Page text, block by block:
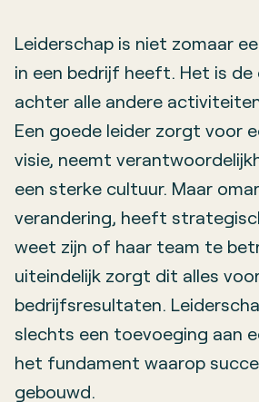
Leiderschap is niet zomaar
in een bedrijf heeft. Het is
achter alle andere
Een goede leider zorgt voor
visie, neemt
een sterke cultuur. Maar
verandering, heeft
weet zijn of haar team te
uiteindelijk zorgt dit alles
bedrijfsresultaten.
slechts een toevoeging aan
het fundament waarop
gebouwd.